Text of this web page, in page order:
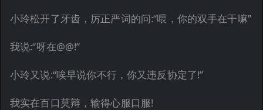
小玲松开了牙齿，厉正严词的问:“喂，你的双手在干嘛”
我说:“呀在@@!”
小玲又说:“唉早说你不行，你又违反协定了!”
我实在百口莫辩，输得心服口服!